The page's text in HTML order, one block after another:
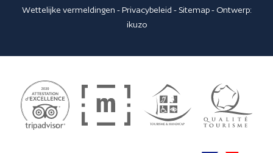
Wettelijke vermeldingen -Privacybeleid - Sitemap- Ontwerp:
ikuzo